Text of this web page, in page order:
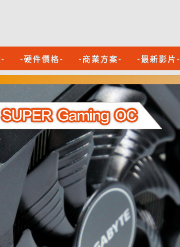
-硬件價格- -商業方案- -最新影片-